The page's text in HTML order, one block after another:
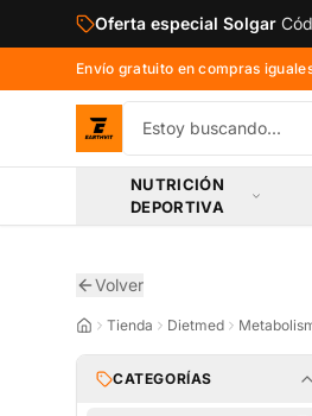
Saltar al contenido principal
Oferta especial Solgar
Envío gratuito en compras
NUTRICIÓN
DEPORTIVA
Volver
Tienda Dietmed
CATEGORÍAS